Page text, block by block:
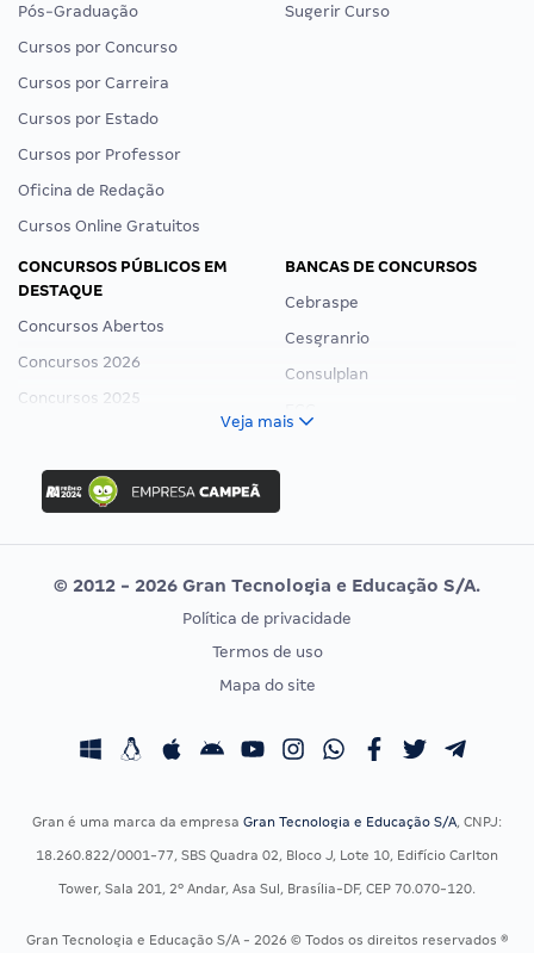
Pós-Graduação
Cursos por Concurso
Cursos por Carreira
Cursos por Estado
Cursos por Professor
Oficina de Redação
Cursos Online Gratuitos
Sugerir Curso
CONCURSOS PÚBLICOS EM
DESTAQUE
Concursos Abertos
Concursos 2026
Concursos 2025
Concurso Ibama
Concurso MPU
Editais publicados
BANCAS DE CONCURSOS
Cebraspe
Cesgranrio
Consulplan
Vunesp
CONCURSOS POR PROFISSÃO
Concursos Fiscais
EXAME DE ORDEM
Calendário OAB
Veja mais
© 2012 - 2026 Gran Tecnologia e Educação S/A.
Política de privacidade
Termos de uso
Mapa do site
Gran é uma marca da empresa Gran Tecnologia e Educação S/A, CNPJ:
18.260.822/0001-77, SBS Quadra 02, Bloco J, Lote 10, Edifício Carlton
Tower, Sala 201, 2º Andar, Asa Sul, Brasília-DF, CEP 70.070-120.
Gran Tecnologia e Educação S/A - 2026 © Todos os direitos reservados ®